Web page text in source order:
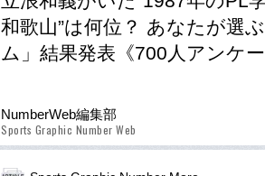
和歌山”は何位？ あなたが選
ム」結果発表《700人アンケー
NumberWeb編集部
Sports Graphic Number Web